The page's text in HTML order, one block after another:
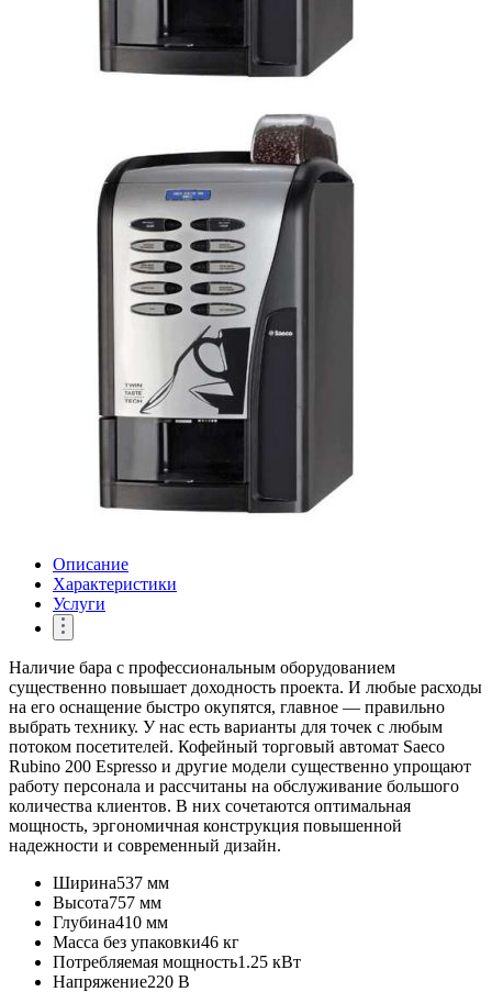
Описание
Характеристики
Услуги
Наличие бара с профессиональным оборудованием
существенно повышает доходность проекта. И любые расходы
на его оснащение быстро окупятся, главное — правильно
выбрать технику. У нас есть варианты для точек с любым
потоком посетителей. Кофейный торговый автомат Saeco
Rubino 200 Espresso и другие модели существенно упрощают
работу персонала и рассчитаны на обслуживание большого
количества клиентов. В них сочетаются оптимальная
мощность, эргономичная конструкция повышенной
надежности и современный дизайн.
Ширина537 мм
Высота757 мм
Глубина410 мм
Масса без упаковки46 кг
Потребляемая мощность1.25 кВт
Напряжение220 В